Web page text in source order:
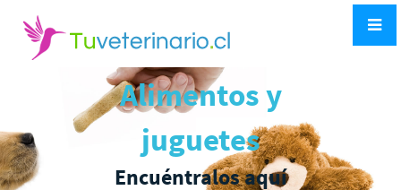
Alimentos y
juguetes
Encuéntralos aquí